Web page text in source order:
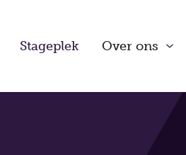
Stageplek Over ons